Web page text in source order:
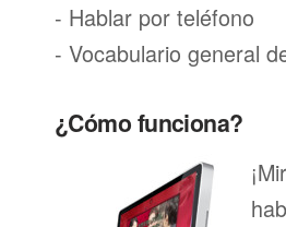
- Hablar por teléfono
- Vocabulario general
¿Cómo funciona?